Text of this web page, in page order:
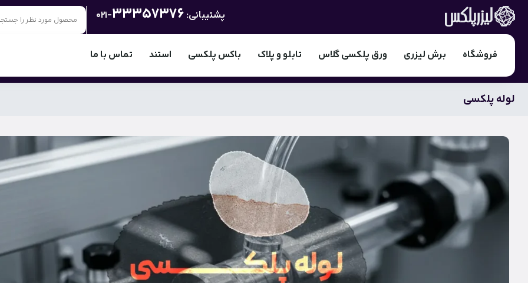
پشتیبانی: 33357376
-021
فروشگاه برش لیزری ورق پلکسی گلاس تابلو و پلاک باکس پلکسی استند تماس با ما
لوله پلکسی